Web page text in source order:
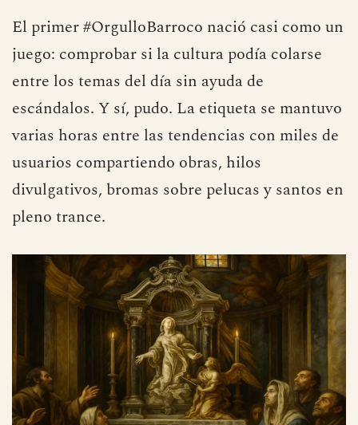
El primer #OrgulloBarroco nació casi como un
juego: comprobar si la cultura podía colarse
entre los temas del día sin ayuda de
escándalos. Y sí, pudo. La etiqueta se mantuvo
varias horas entre las tendencias con miles de
usuarios compartiendo obras, hilos
divulgativos, bromas sobre pelucas y santos en
pleno trance.